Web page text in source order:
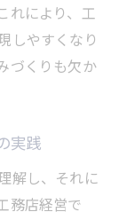
れにより、工
しやすくなり
づくりも欠か
実践
解し、それに
務店経営で